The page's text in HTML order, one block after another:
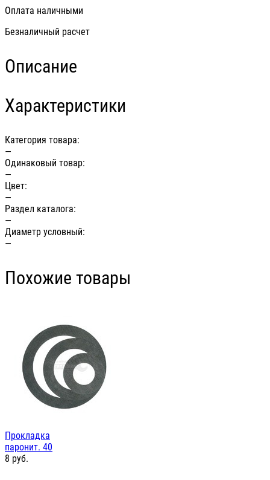
Оплата наличными
Безналичный расчет
Описание
Характеристики
Категория товара:
—
Одинаковый товар:
—
Цвет:
—
Раздел каталога:
—
Диаметр условный:
—
Похожие товары
Прокладка
паронит. 40
8 руб.